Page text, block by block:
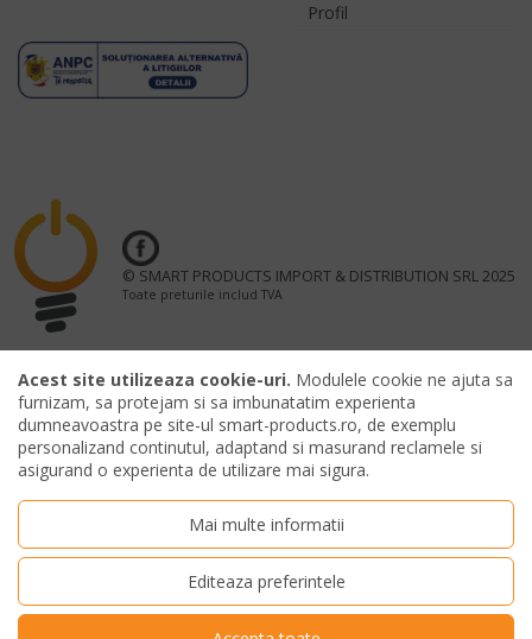
Profil
© SMART PRODUCTS IMPORT & DISTRIBUTION SRL 2025
Toate preturile includ TVA
OFFICIAL MERCHANDISING PARTNER UNTOLD FESTIVAL
Acest site utilizeaza cookie-uri. Modulele cookie ne ajuta sa
furnizam, sa protejam si sa imbunatatim experienta
dumneavoastra pe site-ul smart-products.ro, de exemplu
personalizand continutul, adaptand si masurand reclamele si
asigurand o experienta de utilizare mai sigura.
Mai multe informatii
Editeaza preferintele